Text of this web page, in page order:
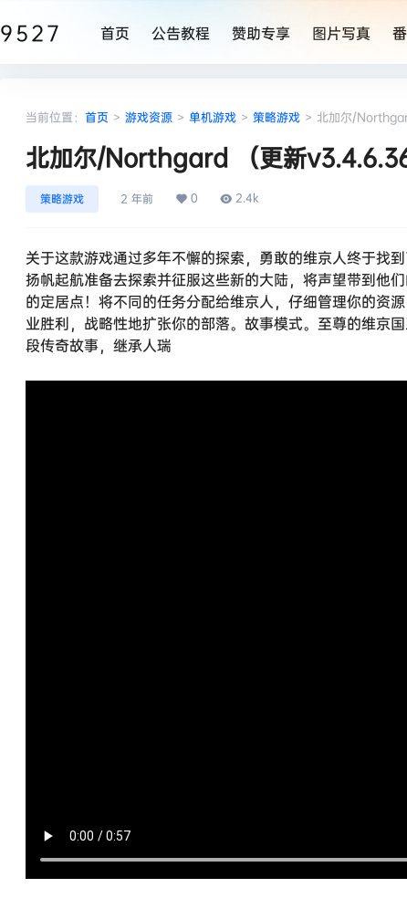
9527 首页 公告教程 赞助专享 图片写真
当前位置： 首页 > 游戏资源 > 单机游戏 > 策略游戏 >
北加尔/Northgard （更新
策略游戏 2 年前 0 2.4k
关于这款游戏通过多年不懈的探索，勇敢的维京人终于找
扬帆起航准备去探索并征服这些新的大陆，将声望带到他
的定居点！将不同的任务分配给维京人，仔细管理你的资
业胜利，战略性地扩张你的部落。故事模式。至尊的维京
段传奇故事，继承人瑞